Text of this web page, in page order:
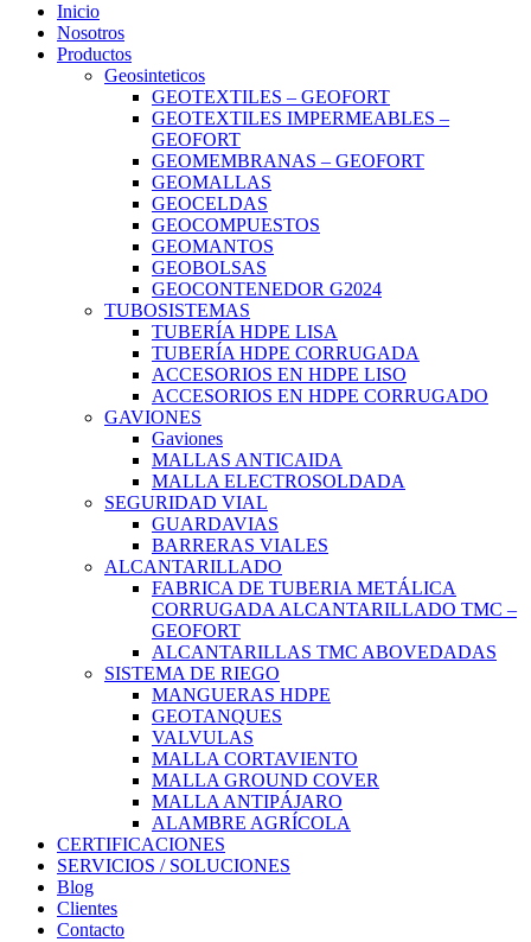
Inicio
Nosotros
Productos
Geosinteticos
GEOTEXTILES – GEOFORT
GEOTEXTILES IMPERMEABLES –
GEOFORT
GEOMEMBRANAS – GEOFORT
GEOMALLAS
GEOCELDAS
GEOCOMPUESTOS
GEOMANTOS
GEOBOLSAS
GEOCONTENEDOR G2024
TUBOSISTEMAS
TUBERÍA HDPE LISA
TUBERÍA HDPE CORRUGADA
ACCESORIOS EN HDPE LISO
ACCESORIOS EN HDPE CORRUGADO
GAVIONES
Gaviones
MALLAS ANTICAIDA
MALLA ELECTROSOLDADA
SEGURIDAD VIAL
GUARDAVIAS
BARRERAS VIALES
ALCANTARILLADO
FABRICA DE TUBERIA METÁLICA
CORRUGADA ALCANTARILLADO TMC –
GEOFORT
ALCANTARILLAS TMC ABOVEDADAS
SISTEMA DE RIEGO
MANGUERAS HDPE
GEOTANQUES
VALVULAS
MALLA CORTAVIENTO
MALLA GROUND COVER
MALLA ANTIPÁJARO
ALAMBRE AGRÍCOLA
CERTIFICACIONES
SERVICIOS / SOLUCIONES
Blog
Clientes
Contacto